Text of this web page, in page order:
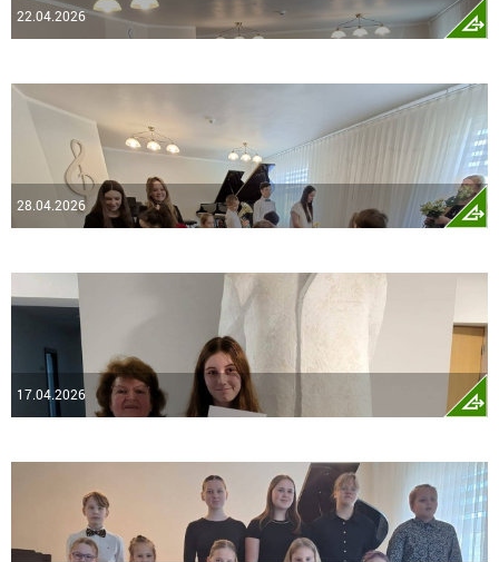
22.04.2026
28.04.2026
17.04.2026